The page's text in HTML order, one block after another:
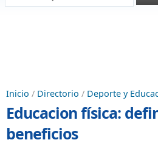
Inicio / Directorio / Deporte y
Educacion física:
beneficios